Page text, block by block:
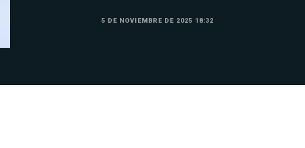
5 DE NOVIEMBRE DE 2025 18:32